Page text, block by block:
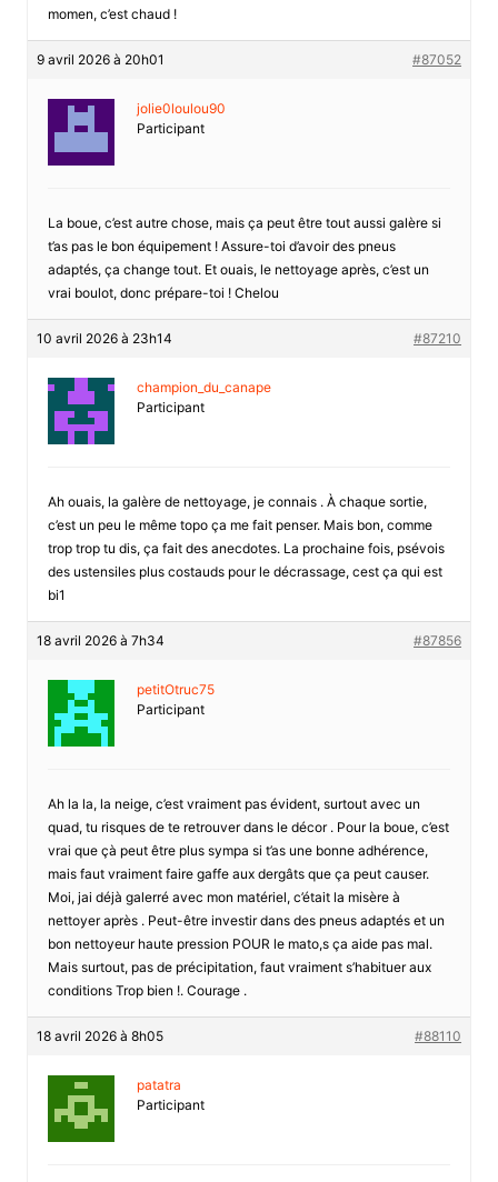
momen, c’est chaud !
9 avril 2026 à 20h01 #87052
jolie0loulou90
Participant
La boue, c’est autre chose, mais ça peut être tout aussi galère si
t’as pas le bon équipement ! Assure-toi d’avoir des pneus
adaptés, ça change tout. Et ouais, le nettoyage après, c’est un
vrai boulot, donc prépare-toi ! Chelou
10 avril 2026 à 23h14 #87210
champion_du_canape
Participant
Ah ouais, la galère de nettoyage, je connais . À chaque sortie,
c’est un peu le même topo ça me fait penser. Mais bon, comme
trop trop tu dis, ça fait des anecdotes. La prochaine fois, psévois
des ustensiles plus costauds pour le décrassage, cest ça qui est
bi1
18 avril 2026 à 7h34 #87856
petitOtruc75
Participant
Ah la la, la neige, c’est vraiment pas évident, surtout avec un
quad, tu risques de te retrouver dans le décor . Pour la boue, c’est
vrai que çà peut être plus sympa si t’as une bonne adhérence,
mais faut vraiment faire gaffe aux dergâts que ça peut causer.
Moi, jai déjà galerré avec mon matériel, c’était la misère à
nettoyer après . Peut-être investir dans des pneus adaptés et un
bon nettoyeur haute pression POUR le mato,s ça aide pas mal.
Mais surtout, pas de précipitation, faut vraiment s’habituer aux
conditions Trop bien !. Courage .
18 avril 2026 à 8h05 #88110
patatra
Participant